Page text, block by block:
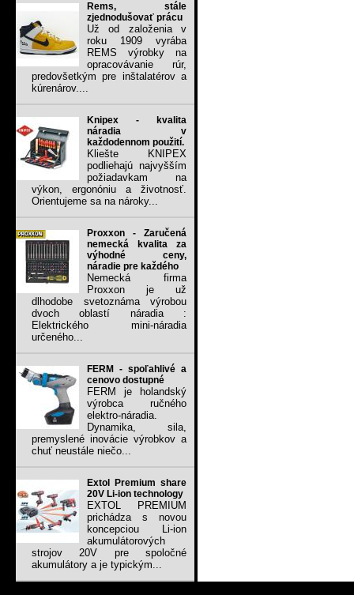
Rems, stále
zjednodušovať prácu
Už od založenia v
roku 1909 vyrába
REMS výrobky na
opracovávanie rúr,
predovšetkým pre inštalatérov a
kúrenárov....
Knipex - kvalita
náradia v
každodennom použití.
Kliešte KNIPEX
podliehajú najvyšším
požiadavkam na
výkon, ergonóniu a životnosť.
Orientujeme sa na nároky...
Proxxon - Zaručená
nemecká kvalita za
výhodné ceny,
náradie pre každého
Nemecká firma
Proxxon je už
dlhodobe svetoznáma výrobou
dvoch oblastí náradia :
Elektrického mini-náradia
určeného...
FERM - spoľahlivé a
cenovo dostupné
FERM je holandský
výrobca ručného
elektro-náradia.
Dynamika, sila,
premyslené inovácie výrobkov a
chuť neustále niečo...
Extol Premium share
20V Li-ion technology
EXTOL PREMIUM
prichádza s novou
koncepciou Li-ion
akumulátorových
strojov 20V pre spoločné
akumulátory a je typickým...